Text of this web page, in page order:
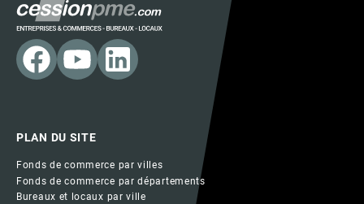
PLAN DU SITE
Fonds de commerce par villes
Fonds de commerce par départements
Bureaux et locaux par ville